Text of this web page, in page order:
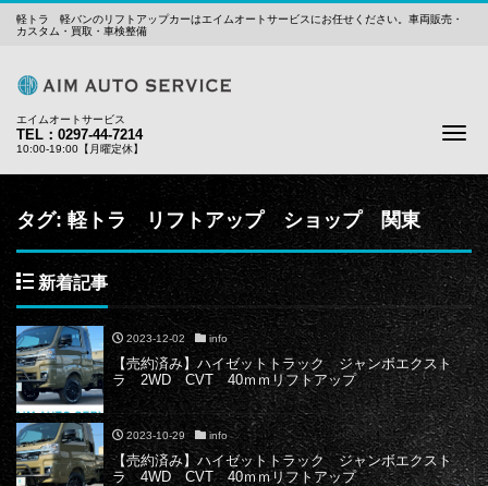
軽トラ 軽バンのリフトアップカーはエイムオートサービスにお任せください。車両販売・
カスタム・買取・車検整備
エイムオートサービス
TEL：0297-44-7214
10:00-19:00【月曜定休】
タグ: 軽トラ リフトアップ ショップ 関東
新着記事
2023-12-02 info
【売約済み】ハイゼットトラック ジャンボエクスト
ラ 2WD CVT 40ｍｍリフトアップ
2023-10-29 info
【売約済み】ハイゼットトラック ジャンボエクスト
ラ 4WD CVT 40ｍｍリフトアップ